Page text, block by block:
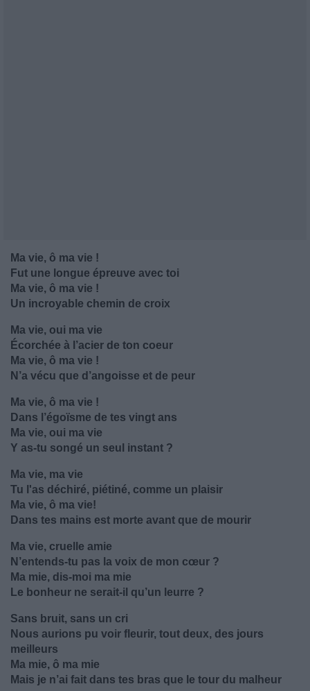
Ma vie, ô ma vie !
Fut une longue épreuve avec toi
Ma vie, ô ma vie !
Un incroyable chemin de croix
Ma vie, oui ma vie
Écorchée à l’acier de ton coeur
Ma vie, ô ma vie !
N’a vécu que d’angoisse et de peur
Ma vie, ô ma vie !
Dans l’égoïsme de tes vingt ans
Ma vie, oui ma vie
Y as-tu songé un seul instant ?
Ma vie, ma vie
Tu l'as déchiré, piétiné, comme un plaisir
Ma vie, ô ma vie!
Dans tes mains est morte avant que de mourir
Ma vie, cruelle amie
N’entends-tu pas la voix de mon cœur ?
Ma mie, dis-moi ma mie
Le bonheur ne serait-il qu’un leurre ?
Sans bruit, sans un cri
Nous aurions pu voir fleurir, tout deux, des jours
meilleurs
Ma mie, ô ma mie
Mais je n’ai fait dans tes bras que le tour du malheur